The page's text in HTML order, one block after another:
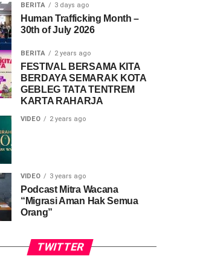
BERITA 3 days ago
Human Trafficking Month –
30th of July 2026
BERITA 2 years ago
FESTIVAL BERSAMA KITA
BERDAYA SEMARAK KOTA
GEBLEG TATA TENTREM
KARTA RAHARJA
VIDEO 2 years ago
VIDEO 3 years ago
Podcast Mitra Wacana
“Migrasi Aman Hak Semua
Orang”
TWITTER